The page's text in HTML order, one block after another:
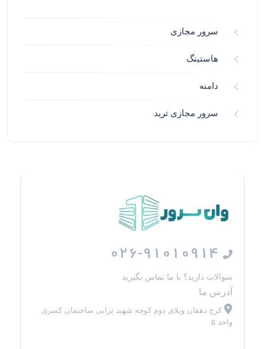
سرور مجازی
هاستینگ
دامنه
سرور مجازی ترید
026-91010914
سوالات دارید؟ با ما تماس بگیرید
آدرس ما
کرج دهقان ویلای دوم کوچه شهید ترابی ساختمان کسری
واحد ۵